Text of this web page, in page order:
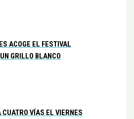
ACOGE EL FESTIVAL
GRILLO BLANCO
VÍAS EL VIERNES